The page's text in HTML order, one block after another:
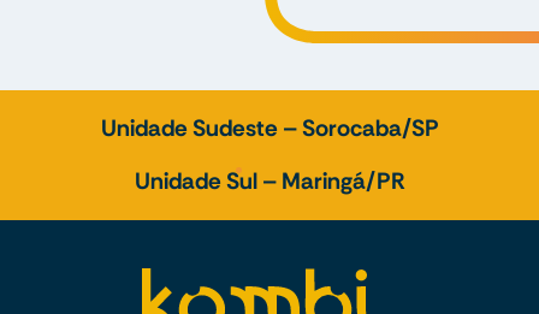
Unidade Sudeste – Sorocaba/SP
Unidade Sul – Maringá/PR